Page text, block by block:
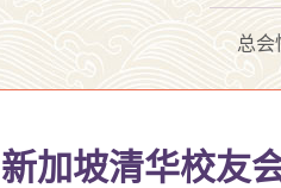
总会
新加坡清华校友